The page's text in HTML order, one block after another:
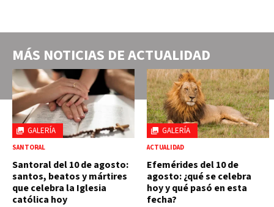
MÁS NOTICIAS DEACTUALIDAD
GALERÍA
SANTORAL
Santoral del 10 de agosto:
santos, beatos y mártires
que celebra la Iglesia
católica hoy
GALERÍA
ACTUALIDAD
Efemérides del 10 de
agosto: ¿qué se celebra
hoy y qué pasó en esta
fecha?